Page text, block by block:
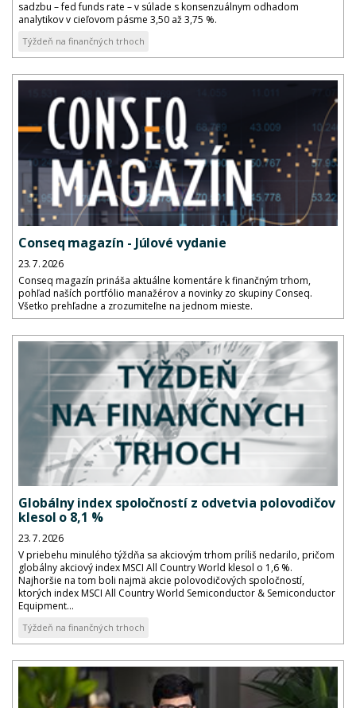
sadzbu – fed funds rate – v súlade s konsenzuálnym odhadom
analytikov v cieľovom pásme 3,50 až 3,75 %.
Týždeň na finančných trhoch
Conseq magazín - Júlové vydanie
23. 7. 2026
Conseq magazín prináša aktuálne komentáre k finančným trhom,
pohľad naších portfólio manažérov a novinky zo skupiny Conseq.
Všetko prehľadne a zrozumiteľne na jednom mieste.
Globálny index spoločností z odvetvia polovodičov
klesol o 8,1 %
23. 7. 2026
V priebehu minulého týždňa sa akciovým trhom príliš nedarilo, pričom
globálny akciový index MSCI All Country World klesol o 1,6 %.
Najhoršie na tom boli najmä akcie polovodičových spoločností,
ktorých index MSCI All Country World Semiconductor & Semiconductor
Equipment...
Týždeň na finančných trhoch